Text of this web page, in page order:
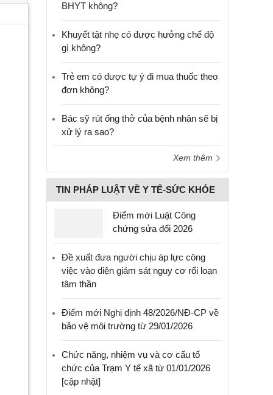
BHYT không?
Khuyết tật nhẹ có được hưởng chế độ
gì không?
Trẻ em có được tự ý đi mua thuốc theo
đơn không?
Bác sỹ rút ống thở của bệnh nhân sẽ bị
xử lý ra sao?
Xem thêm
TIN PHÁP LUẬT VỀ Y TẾ-SỨC KHỎE
Điểm mới Luật Công
chứng sửa đổi 2026
Đề xuất đưa người chịu áp lực công
việc vào diện giám sát nguy cơ rối loạn
tâm thần
Điểm mới Nghị định 48/2026/NĐ-CP về
bảo vệ môi trường từ 29/01/2026
Chức năng, nhiệm vụ và cơ cấu tổ
chức của Trạm Y tế xã từ 01/01/2026
[cập nhật]